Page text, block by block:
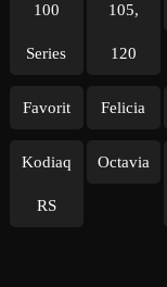
100
Series
105,
120
Favorit Felicia
Kodiaq
RS
Octavia